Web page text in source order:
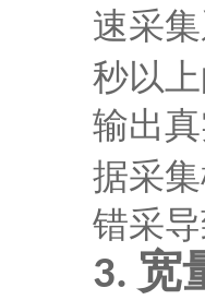
速采
秒以
输出
据采
错采
3.宽